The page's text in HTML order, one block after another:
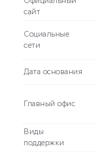
сайт
Социальные
сети
Дата основания
Главный офис
Виды
поддержки